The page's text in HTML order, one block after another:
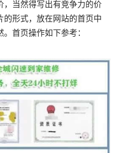
，当然得写出有竞争力的价
的形式，放在网站的首页中
。首页操作如下参考：